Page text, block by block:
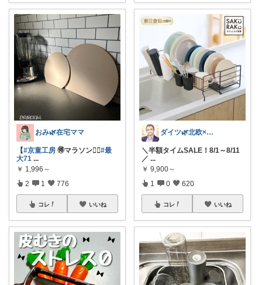
おみ🌿在宅ママ
【#京童工房 🉐マラソン🏃‍♀️#最
大71 ...
￥ 1,996～
2 1 776
コレ いいね
ダイツ🌿北欧×日本｜無理のない道具選び
＼半額タイムSALE！8/1～8/11
／ ...
￥ 9,900～
1 0 620
コレ いいね